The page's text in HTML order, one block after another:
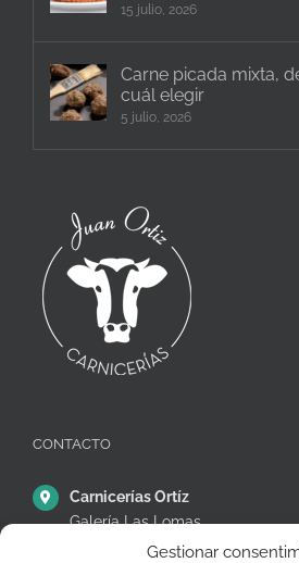
Gestionar
15 julio, 2026
Carne picada mixta,
cuál elegir
5 julio, 2026
CONTACTO
Carnicerías Ortíz
Galería Las Lomas
Puestos 14,15 y 16